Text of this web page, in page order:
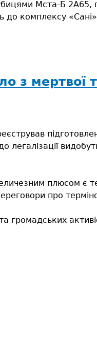
Мста-Б 2А65,
комплексу
з мертвої
легалізації
плюсом є
про
громадських